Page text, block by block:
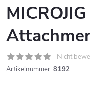
Nicht
Artikelnummer: 8192